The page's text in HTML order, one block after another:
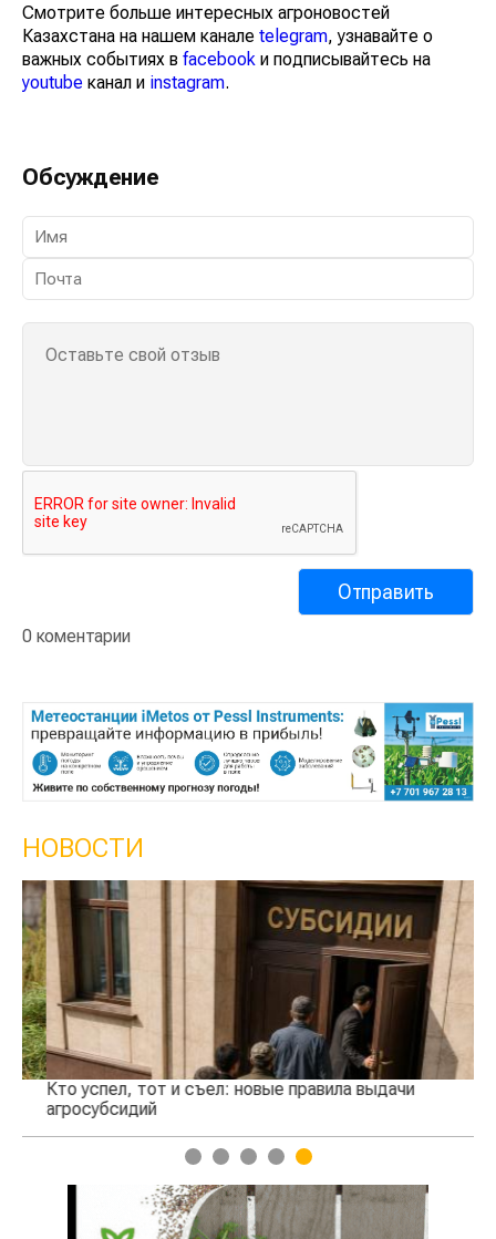
Смотрите больше интересных агроновостей
Казахстана на нашем канале telegram, узнавайте о
важных событиях в facebook и подписывайтесь на
youtube канал и instagram.
Обсуждение
0 коментарии
НОВОСТИ
Кто успел, тот и съел: новые правила выдачи
агросубсидий
1 2 3 4 5